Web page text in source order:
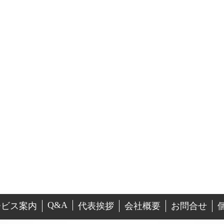
ス案内 Q&A 代表挨拶 会社概要 お問合せ